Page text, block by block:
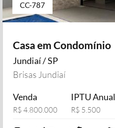
CC-787
Casa em Condomínio
Jundiaí / SP
Brisas Jundiaí
Venda
R$ 4.800.000
IPTU Anual
R$ 5.500